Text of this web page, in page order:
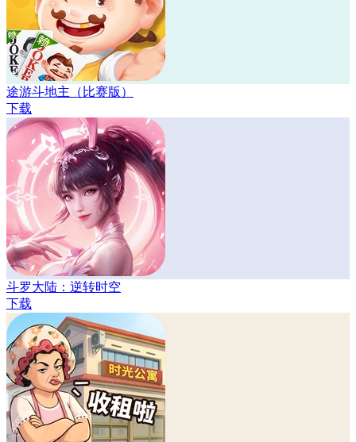
途游斗地主（比赛版）
下载
斗罗大陆：逆转时空
下载